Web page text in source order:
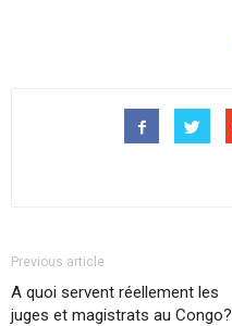
Previous article
A quoi servent réellement les
juges et magistrats au Congo?